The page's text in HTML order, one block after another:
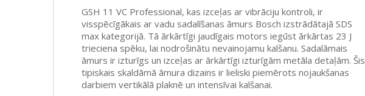
GSH 11 VC Professional, kas izceļas ar vibrāciju kontroli, ir
visspēcīgākais ar vadu sadalīšanas āmurs Bosch izstrādātajā SDS
max kategorijā. Tā ārkārtīgi jaudīgais motors iegūst ārkārtas 23 J
trieciena spēku, lai nodrošinātu nevainojamu kalšanu. Sadalāmais
āmurs ir izturīgs un izceļas ar ārkārtīgi izturīgām metāla detaļām. Šis
tipiskais skaldāmā āmura dizains ir lieliski piemērots nojaukšanas
darbiem vertikālā plaknē un intensīvai kalšanai.